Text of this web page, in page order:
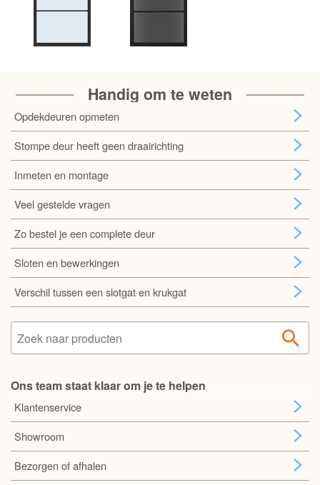
Handig om te weten
Opdekdeuren opmeten
Stompe deur heeft geen draairichting
Inmeten en montage
Veel gestelde vragen
Zo bestel je een complete deur
Sloten en bewerkingen
Verschil tussen een slotgat en krukgat
Ons team staat klaar om je te helpen
Klantenservice
Showroom
Bezorgen of afhalen